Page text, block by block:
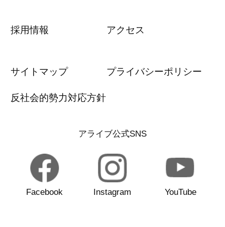
採用情報 アクセス
サイトマップ プライバシーポリシー
反社会的勢力対応方針
アライブ公式SNS
Facebook Instagram YouTube